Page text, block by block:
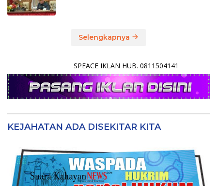
Selengkapnya
SPEACE IKLAN HUB. 0811504141
KEJAHATAN ADA DISEKITAR KITA